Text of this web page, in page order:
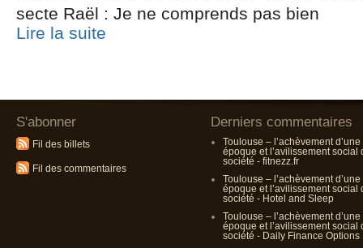
secte Raël : Je ne comprends pas bien
Lire la suite
S'abonner
Fil des billets
Fil des commentaires
Derniers commentaires
Toulouse – l’achèvement d’une
époque et l’avilissement social
société - fitnezz.fr
Toulouse – l’achèvement d’une
époque et l’avilissement social
société - Hotel and Sleep
Toulouse – l’achèvement d’une
époque et l’avilissement social
société - Daily Finance Options